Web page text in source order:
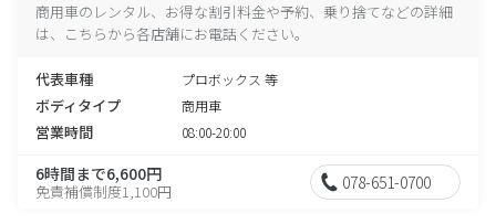
商用車のレンタル、お得な割引料金や予約、乗り捨てなどの詳細
は、こちらから各店舗にお電話ください。
代表車種 プロボックス 等
ボディタイプ 商用車
営業時間 08:00-20:00
6時間まで6,600円
免責補償制度1,100円 078-651-0700